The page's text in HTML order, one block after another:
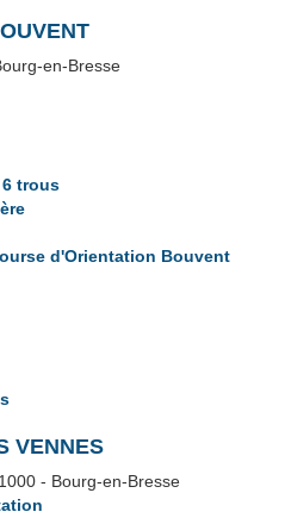
en-Bresse
trous
d'Orientation Bouvent
VENNES
- Bourg-en-Bresse